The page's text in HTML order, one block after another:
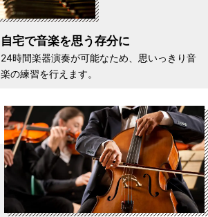
自宅で音楽を思う存分に
24時間楽器演奏が可能なため、思いっきり音
楽の練習を行えます。